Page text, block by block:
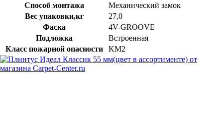
Способ монтажа
Механический замок
Вес упаковки,кг
27,0
Фаска
4V-GROOVE
Подложка
Встроенная
Класс пожарной опасности
KM2